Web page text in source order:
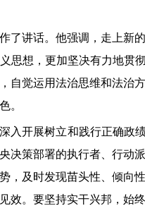
了讲话。他强调，走上新
思想，更加坚决有力地贯
自觉运用法治思维和法治
。
入开展树立和践行正确政
决策部署的执行者、行动
，及时发现苗头性、倾向
效。要坚持实干兴邦，始